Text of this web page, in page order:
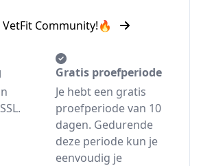
VetFit Community!🔥
Gratis proefperiode
Je hebt een gratis
proefperiode van 10
dagen. Gedurende
deze periode kun je
eenvoudig je